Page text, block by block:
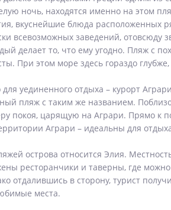
ночь, находятся именно на этом
вкуснейшие блюда расположенных
всевозможных заведений, отовсюду
делает то, что ему угодно. Пляж с
При этом море здесь гораздо
уединенного отдыха – курорт
пляж с таким же названием.
покоя, царящую на Аграри. Прямо к
Аграри – идеальны для
острова относится Элия.
ресторанчики и таверны, где
отдалившись в сторону, турист
места.